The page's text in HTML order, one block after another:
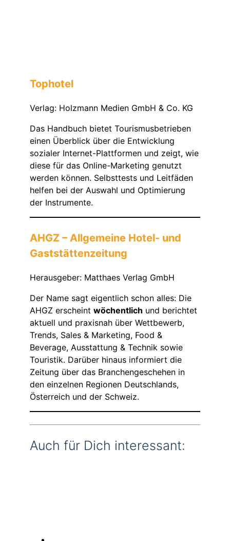
Tophotel
Verlag: Holzmann Medien GmbH & Co. KG
Das Handbuch bietet Tourismusbetrieben
einen Überblick über die Entwicklung
sozialer Internet-Plattformen und zeigt, wie
diese für das Online-Marketing genutzt
werden können. Selbsttests und Leitfäden
helfen bei der Auswahl und Optimierung
der Instrumente.
AHGZ – Allgemeine Hotel- und
Gaststättenzeitung
Herausgeber: Matthaes Verlag GmbH
Der Name sagt eigentlich schon alles: Die
AHGZ erscheint wöchentlich und berichtet
aktuell und praxisnah über Wettbewerb,
Trends, Sales & Marketing, Food &
Beverage, Ausstattung & Technik sowie
Touristik. Darüber hinaus informiert die
Zeitung über das Branchengeschehen in
den einzelnen Regionen Deutschlands,
Österreich und der Schweiz.
Auch für Dich interessant: